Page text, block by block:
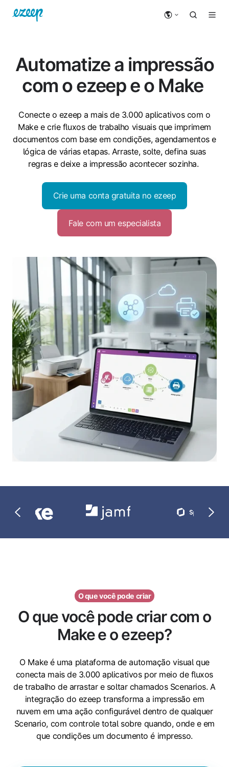
Automatize a impressão
com o ezeep e o Make
Conecte o ezeep a mais de 3.000 aplicativos com o
Make e crie fluxos de trabalho visuais que imprimem
documentos com base em condições, agendamentos e
lógica de várias etapas. Arraste, solte, defina suas
regras e deixe a impressão acontecer sozinha.
Crie uma conta gratuita no ezeep
Fale com um especialista
O que você pode criar
O que você pode criar com o
Make e o ezeep?
O Make é uma plataforma de automação visual que
conecta mais de 3.000 aplicativos por meio de fluxos
de trabalho de arrastar e soltar chamados Scenarios. A
integração do ezeep transforma a impressão em
nuvem em uma ação configurável dentro de qualquer
Scenario, com controle total sobre quando, onde e em
que condições um documento é impresso.